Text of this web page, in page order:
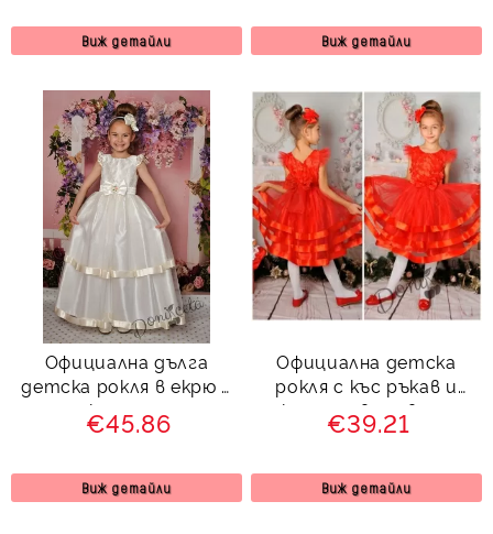
Виж детайли Виж детайли
Официална дълга
детска рокля в екрю с
тюл и коланче отзад
212ЕД
€45.86
Виж детайли
Официална детска
рокля с къс ръкав и
коланче в червено
€39.21
Виж детайли